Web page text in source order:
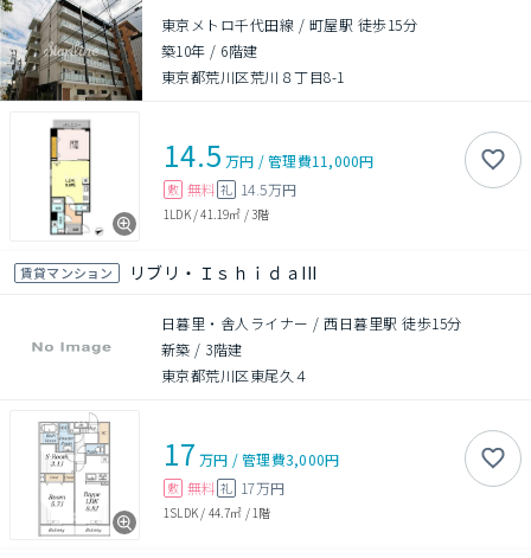
東京メトロ千代田線 / 町屋駅 徒歩15分
築10年 / 6階建
東京都荒川区荒川８丁目8-1
14.5 万円 /管理費11,000円
敷 無料 礼 14.5万円
1LDK/41.19㎡ /3階
賃貸マンション リブリ・ＩｓｈｉｄａIII
日暮里・舎人ライナー / 西日暮里駅 徒歩15分
新築 / 3階建
東京都荒川区東尾久４
17 万円 /管理費3,000円
敷 無料 礼 17万円
1SLDK / 44.7㎡ / 1階